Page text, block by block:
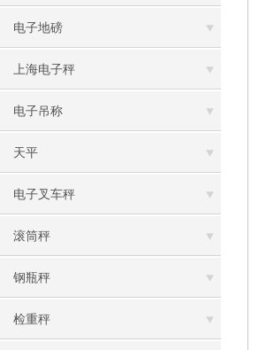
电子地磅
上海电子秤
电子吊称
天平
电子叉车秤
滚筒秤
钢瓶秤
检重秤